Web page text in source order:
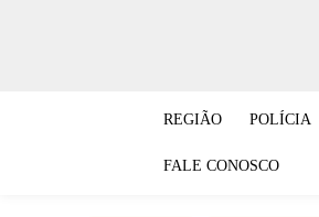
REGIÃO POLÍCIA
FALE CONOSCO